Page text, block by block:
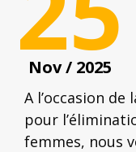
Nov / 2025
A l’occasion
pour
femmes, nous